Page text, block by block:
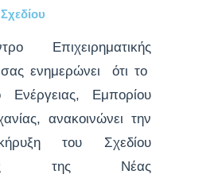
Επιχειρηματικής
σας ενημερώνει ότι το
Ενέργειας, Εμπορίου
ανακοινώνει την
του Σχεδίου
της Νέας